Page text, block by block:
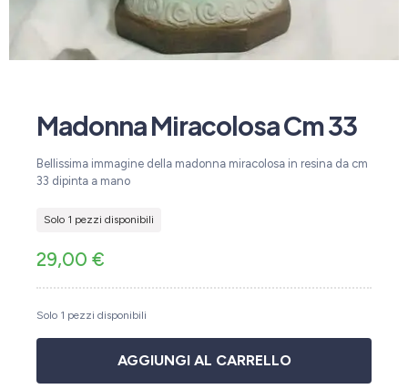
Madonna Miracolosa Cm 33
Bellissima immagine della madonna miracolosa in resina da cm
33 dipinta a mano
Solo 1 pezzi disponibili
29,00 €
Solo 1 pezzi disponibili
AGGIUNGI AL CARRELLO